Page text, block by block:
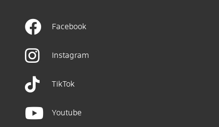
Facebook
Instagram
TikTok
Youtube